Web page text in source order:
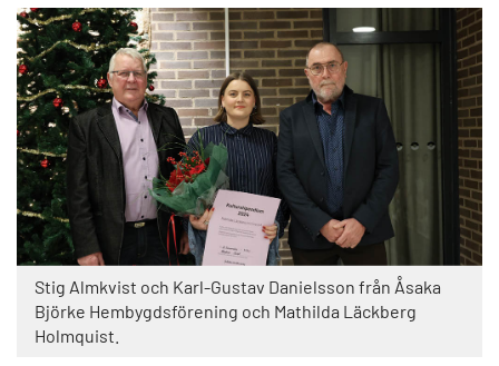
Stig Almkvist och Karl-Gustav Danielsson från Åsaka
Björke Hembygdsförening och Mathilda Läckberg
Holmquist.